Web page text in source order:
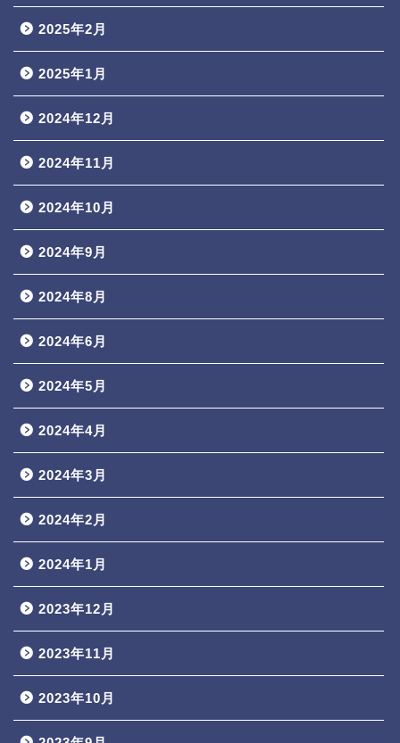
2025年2月
2025年1月
2024年12月
2024年11月
2024年10月
2024年9月
2024年8月
2024年6月
2024年5月
2024年4月
2024年3月
2024年2月
2024年1月
2023年12月
2023年11月
2023年10月